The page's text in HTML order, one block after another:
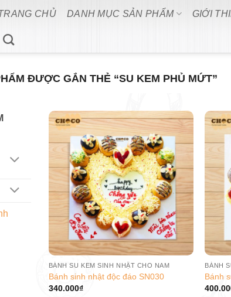
CHỦ DANH MỤC SẢN PHẨM GIỚI
ĐƯỢC GẮN THẺ “SU KEM PHỦ MỨT”
BÁNH SU KEM SINH NHẬT CHO NAM
Bánh sinh nhật độc đáo SN030
340.000₫
BÁNH
Bánh